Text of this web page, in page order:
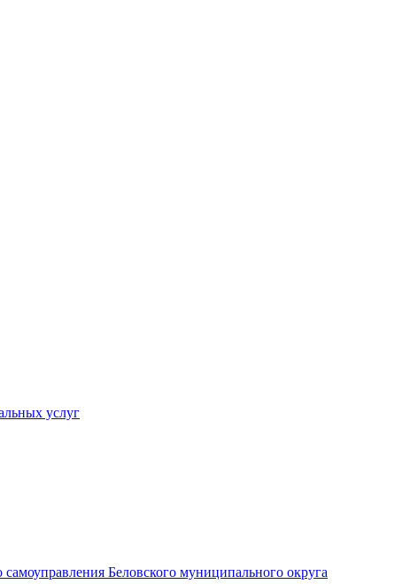
услуг
Беловского муниципального округа